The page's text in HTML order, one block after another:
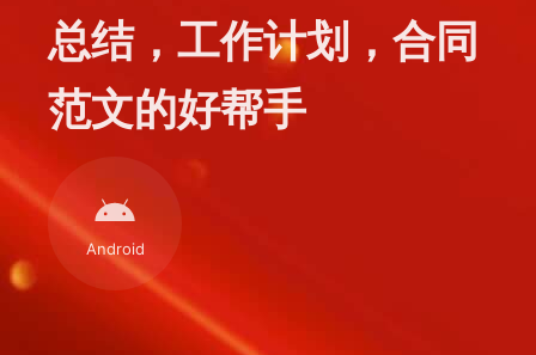
总结，工作计划，合同
范文的好帮手
Android